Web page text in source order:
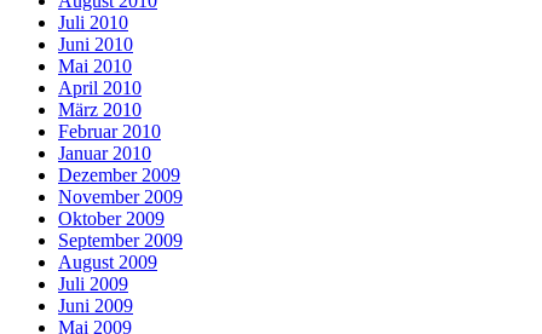
Juli 2010
Juni 2010
Mai 2010
April 2010
März 2010
Februar 2010
Januar 2010
Dezember 2009
November 2009
Oktober 2009
September 2009
August 2009
Juli 2009
Juni 2009
Mai 2009